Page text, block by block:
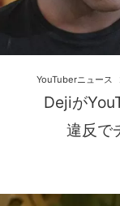
Dejiが
違反で
YouTuberニュース